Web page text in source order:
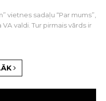
vietnes sadaļu “Par mums”,
valdi. Tur pirmais vārds ir